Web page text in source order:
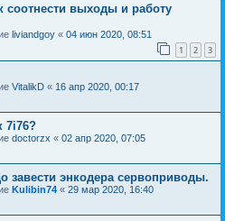
соотнести выходы и работу
liviandgoy « 04 июн 2020, 08:51
1 2 3
VitalikD « 16 апр 2020, 00:17
7i76?
doctorzx « 02 апр 2020, 07:05
завести энкодера сервоприводы.
Kulibin74 « 29 мар 2020, 16:40